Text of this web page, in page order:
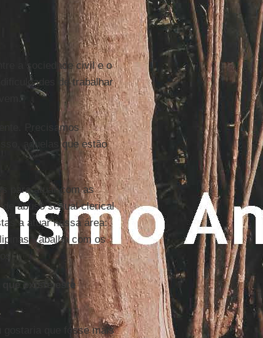
a sociedade civil e o
de trabalhar
Precisamos
aquelas que estão
para atuar com as
abuso sexual clerical
a atuar nessa área:
trabalha com os
existe este
gostaria que fosse mais